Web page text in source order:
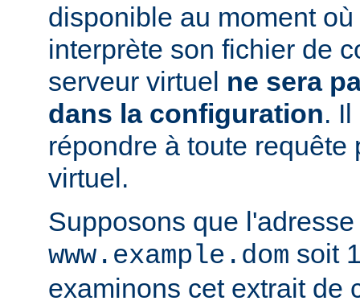
disponible au moment
interprète son fichier de
serveur virtuel ne sera
dans la configuration.
répondre à toute requête
virtuel.
Supposons que
www.example.dom soit
examinons cet extrait de